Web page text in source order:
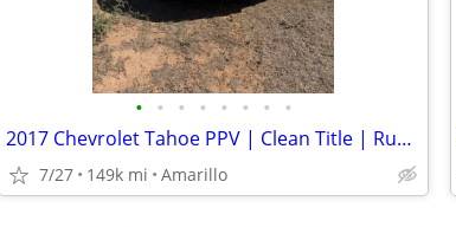
• • • • • • • •
2017 Chevrolet Tahoe PPV | Clean Title | Runs Great | Cold A/C
7/27 149k mi Amarillo